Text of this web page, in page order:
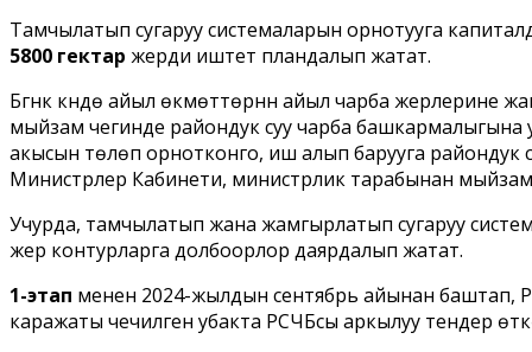
Тамчылатып сугаруу системаларын орнотууга
5800 гектар жерди иштетүү пландалып жатат.
Бүгүнкү күндө айыл өкмөттөрүнүн айыл чарба
мыйзам чегинде райондук суу чарба башкармалыгына
акысын төлөп орнотконго, иш алып барууга райондук
Министрлер Кабинети, министрлик тарабынан
Учурда, тамчылатып жана жамгырлатып сугаруу
жер контурларга долбоорлор даярдалып жатат.
1-этап менен 2024-жылдын сентябрь айынан баштап,
каражаты чечилген убакта РСЧБсы аркылуу тендер